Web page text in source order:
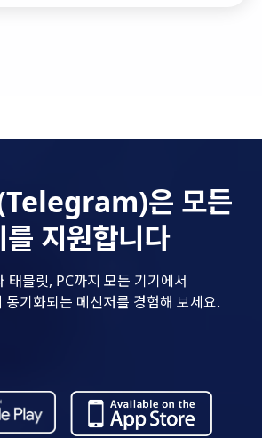
은 모든
를 지원합니다
태블릿, PC까지 모든 기기에서
동기화되는 메신저를 경험해 보세요.